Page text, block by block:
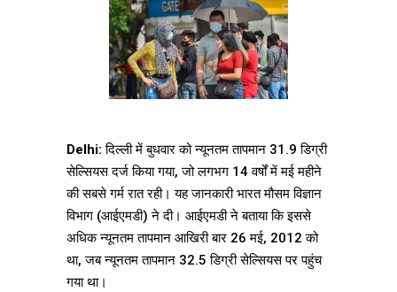
Delhi: दिल्ली में बुधवार को न्यूनतम तापमान 31.9 डिग्री
सेल्सियस दर्ज किया गया, जो लगभग 14 वर्षों में मई महीने
की सबसे गर्म रात रही। यह जानकारी भारत मौसम विज्ञान
विभाग (आईएमडी) ने दी। आईएमडी ने बताया कि इससे
अधिक न्यूनतम तापमान आखिरी बार 26 मई, 2012 को
था, जब न्यूनतम तापमान 32.5 डिग्री सेल्सियस पर पहुंच
गया था।